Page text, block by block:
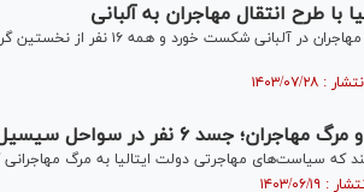
با طرح انتقال مهاجران به آلبانی
تلاش ایتالیا برای بازداشت
جسد ۶ نفر در سواحل سیسیل کشف شد
که سیاست‌های مهاجرتی دولت ایتالیا به مرگ